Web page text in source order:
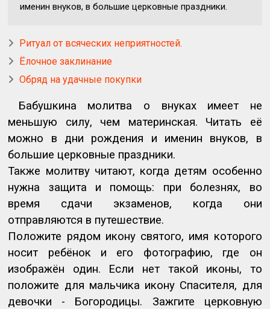
именин внуков, в большие церковные праздники.
Ритуал от всяческих неприятностей.
Ёлочное заклинание
Обряд на удачные покупки
Бабушкина молитва о внуках имеет не
меньшую силу, чем материнская. Читать её
можно в дни рождения и именин внуков, в
большие церковные праздники.
Также молитву читают, когда детям особенно
нужна защита и помощь: при болезнях, во
время сдачи экзаменов, когда они
отправляются в путешествие.
Положите рядом икону святого, имя которого
носит ребёнок и его фотографию, где он
изображён один. Если нет такой иконы, то
положите для мальчика икону Спасителя, для
девочки - Богородицы. Зажгите церковную